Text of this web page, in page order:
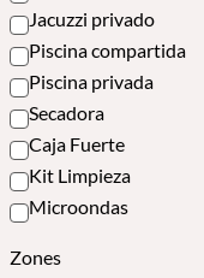
Jacuzzi privado
Piscina compartida
Piscina privada
Secadora
Caja Fuerte
Kit Limpieza
Microondas
Zones